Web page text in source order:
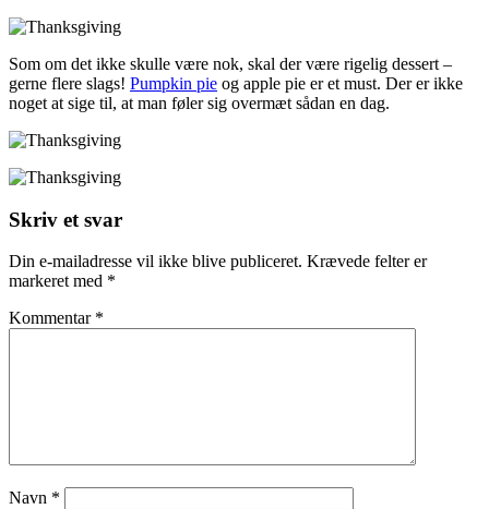
Som om det ikke skulle være nok, skal der være rigelig dessert –
gerne flere slags! Pumpkin pie og apple pie er et must. Der er ikke
noget at sige til, at man føler sig overmæt sådan en dag.
Skriv et svar
Din e-mailadresse vil ikke blive publiceret. Krævede felter er
markeret med *
Kommentar *
Navn *